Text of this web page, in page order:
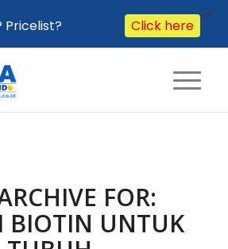
FOR:
BIOTIN UNTUK
Pricelist? Click here
X